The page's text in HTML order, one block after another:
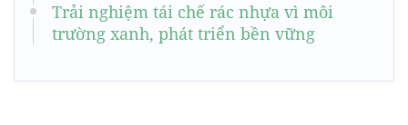
Trải nghiệm tái chế rác nhựa vì môi
trường xanh, phát triển bền vững